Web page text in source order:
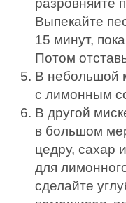
разровняйте
Выпекайте
15 минут,
Потом
В небольшой
с лимонным
В другой
в большом
цедру, сахар
для
сделайте